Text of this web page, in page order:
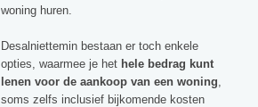
woning huren.
Desalniettemin bestaan er toch enkele
opties, waarmee je het hele bedrag kunt
lenen voor de aankoop van een woning,
soms zelfs inclusief bijkomende kosten